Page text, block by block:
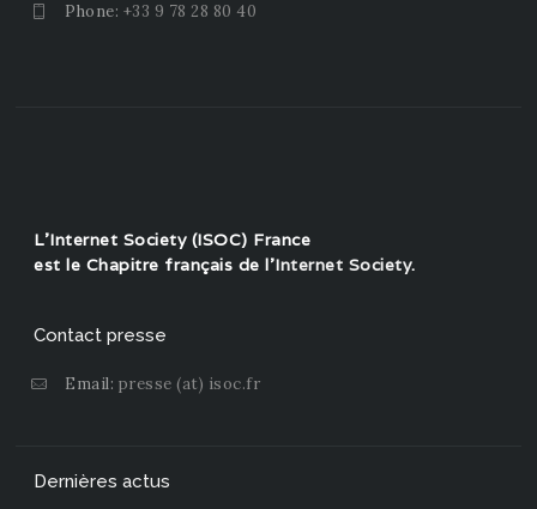
Phone: +33 9 78 28 80 40
L'Internet Society (ISOC) France
est le Chapitre français de l'Internet Society.
Contact presse
Email: presse (at) isoc.fr
Dernières actus